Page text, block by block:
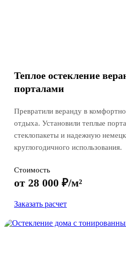
Теплое остекление
порталами
Превратили веранду в
отдыха. Установили теплые
стеклопакеты и надежную
круглогодичного использования.
Стоимость
от 28 000 ₽/м²
Заказать расчет